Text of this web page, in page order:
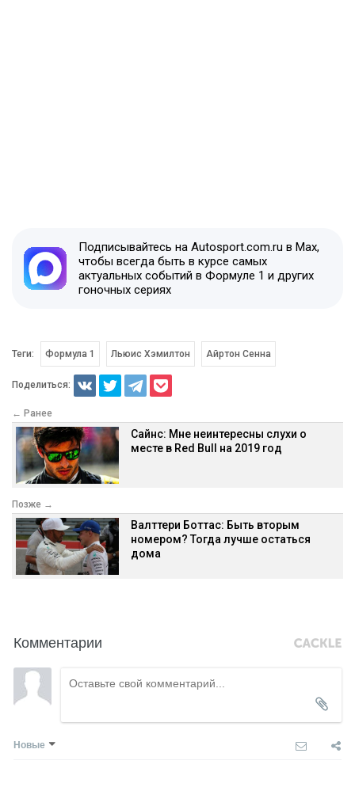
Подписывайтесь на Autosport.com.ru в Max,
чтобы всегда быть в курсе самых
актуальных событий в Формуле 1 и других
гоночных сериях
Теги: Формула 1 Льюис Хэмилтон Айртон Сенна
Поделиться:
← Ранее
Сайнс: Мне неинтересны слухи о
месте в Red Bull на 2019 год
Позже →
Валттери Боттас: Быть вторым
номером? Тогда лучше остаться
дома
Комментарии
Новые